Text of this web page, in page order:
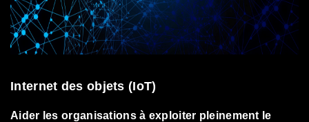
Internet des objets (IoT)
Aider les organisations à exploiter pleinement le